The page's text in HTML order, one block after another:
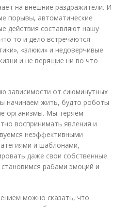
на внешние раздражители. И
порывы, автоматические
действия составляют нашу
то и дело встречаются
«злюки» и недоверчивые
и не верящие ни во что
зависимости от сиюминутных
начинаем жить, будто роботы
организмы. Мы теряем
воспринимать явления и
неэффективными
и шаблонами,
даже свои собственные
становимся рабами эмоций и
можно сказать, что